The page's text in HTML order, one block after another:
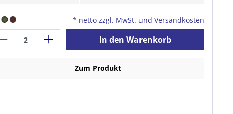
* netto zzgl. MwSt. und Versandkosten
In den Warenkorb
Zum Produkt